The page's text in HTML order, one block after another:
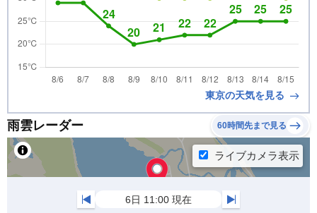
東京の天気を見る
雨雲レーダー 60時間先まで見る